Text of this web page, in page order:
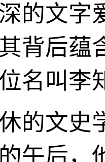
的文字
背后蕴
名叫李
的文史
午后，